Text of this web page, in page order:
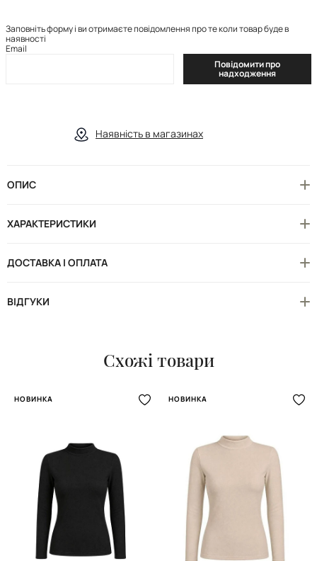
Заповніть форму і ви отримаєте повідомлення про те коли товар буде в
наявності
Email
Повідомити про
надходження
Наявність в магазинах
ОПИС
ХАРАКТЕРИСТИКИ
ДОСТАВКА І ОПЛАТА
ВІДГУКИ
Схожі товари
НОВИНКА НОВИНКА